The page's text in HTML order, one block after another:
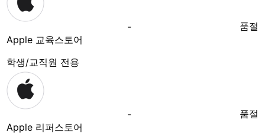
Apple 교육스토어
학생/교직원 전용
- 품절
Apple 리퍼스토어
- 품절